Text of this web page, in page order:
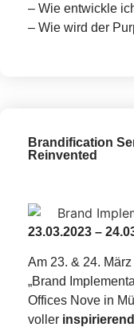
– Wie entwickle
– Wie wird der
Brandification
Reinvented
23.03.2023 –
Am 23. & 24.
„Brand
Offices Nove in
voller